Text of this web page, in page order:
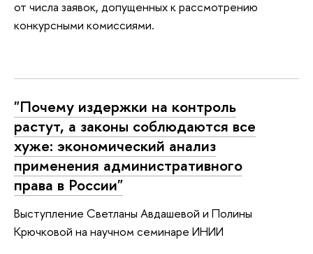
от числа заявок, допущенных к рассмотрению
конкурсными комиссиями.
"Почему издержки на контроль
растут, а законы соблюдаются все
хуже: экономический анализ
применения административного
права в России"
Выступление Светланы Авдашевой и Полины
Крючковой на научном семинаре ИНИИ